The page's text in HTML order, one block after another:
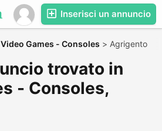
Inserisci un annuncio
Video Games - Consoles > Agrigento
trovato in
- Consoles,